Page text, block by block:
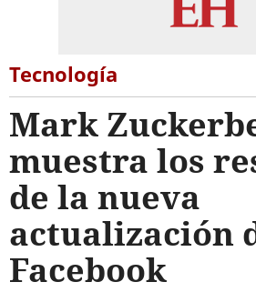
Tecnología
Mark
muestra los
de la nueva
actualización
Facebook